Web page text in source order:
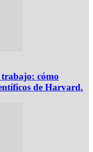
trabajo: cómo
de Harvard.